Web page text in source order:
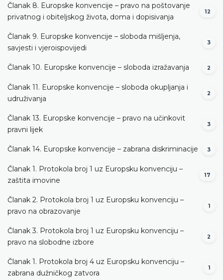
Članak 8. Europske konvencije – pravo na poštovanje
privatnog i obiteljskog života, doma i dopisivanja
12
Članak 9. Europske konvencije – sloboda mišljenja,
savjesti i vjeroispovijedi
3
Članak 10. Europske konvencije – sloboda izražavanja 2
Članak 11. Europske konvencije – sloboda okupljanja i
udruživanja
2
Članak 13. Europske konvencije – pravo na učinkovit
pravni lijek
3
Članak 14. Europske konvencije – zabrana diskriminacije 3
Članak 1. Protokola broj 1 uz Europsku konvenciju –
zaštita imovine
17
Članak 2. Protokola broj 1 uz Europsku konvenciju –
pravo na obrazovanje
1
Članak 3. Protokola broj 1 uz Europsku konvenciju –
pravo na slobodne izbore
2
Članak 1. Protokola broj 4 uz Europsku konvenciju –
zabrana dužničkog zatvora
1